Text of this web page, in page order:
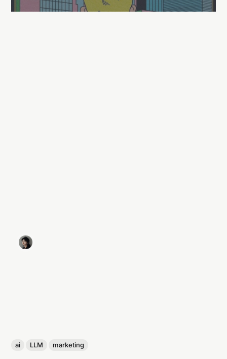
ai LLM marketing